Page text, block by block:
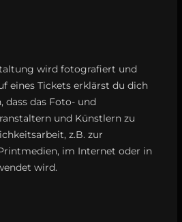
wird fotografiert und
eines Tickets erklärst du dich
dass das Foto- und
und Künstlern zu
z.B. zur
im Internet oder in
wird.